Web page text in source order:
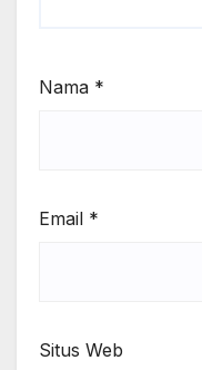
Nama *
Email *
Situs Web